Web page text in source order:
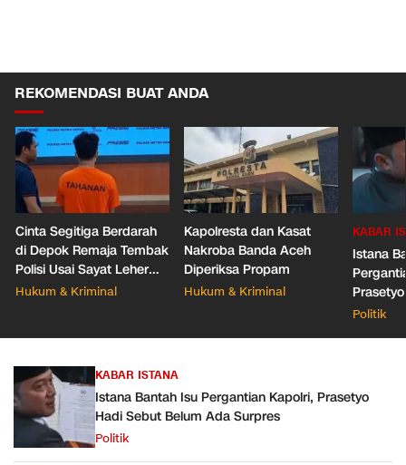
REKOMENDASI BUAT ANDA
Cinta Segitiga Berdarah
di Depok Remaja Tembak
Polisi Usai Sayat Leher
Pacar Baru Mantan
Hukum & Kriminal
Kapolresta dan Kasat
Nakroba Banda Aceh
Diperiksa Propam
Hukum & Kriminal
KABAR
Istana
Belum
Politik
KABAR ISTANA
Istana Bantah Isu Pergantian Kapolri, Prasetyo
Hadi Sebut Belum Ada Surpres
Politik